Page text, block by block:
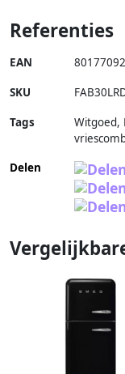
Referenties
EAN
SKU
Tags
Witgoed,
Delen